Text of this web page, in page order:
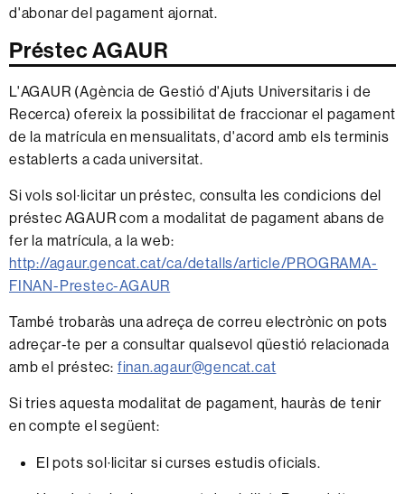
d'abonar del pagament ajornat.
Préstec AGAUR
L'AGAUR (Agència de Gestió d'Ajuts Universitaris i de
Recerca) ofereix la possibilitat de fraccionar el pagament
de la matrícula en mensualitats, d'acord amb els terminis
establerts a cada universitat.
Si vols sol·licitar un préstec, consulta les condicions del
préstec AGAUR com a modalitat de pagament abans de
fer la matrícula, a la web:
http://agaur.gencat.cat/ca/detalls/article/PROGRAMA-
FINAN-Prestec-AGAUR
També trobaràs una adreça de correu electrònic on pots
adreçar-te per a consultar qualsevol qüestió relacionada
amb el préstec: finan.agaur@gencat.cat
Si tries aquesta modalitat de pagament, hauràs de tenir
en compte el següent:
El pots sol·licitar si curses estudis oficials.